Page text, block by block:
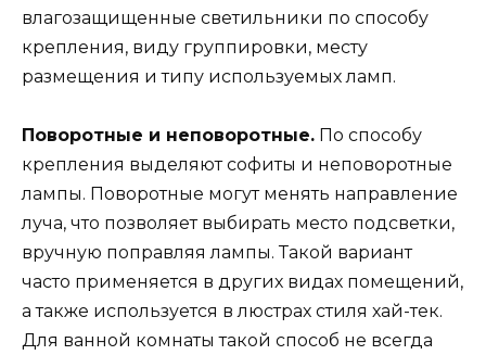
влагозащищенные светильники по способу
крепления, виду группировки, месту
размещения и типу используемых ламп.
Поворотные и неповоротные. По способу
крепления выделяют софиты и неповоротные
лампы. Поворотные могут менять направление
луча, что позволяет выбирать место подсветки,
вручную поправляя лампы. Такой вариант
часто применяется в других видах помещений,
а также используется в люстрах стиля хай-тек.
Для ванной комнаты такой способ не всегда